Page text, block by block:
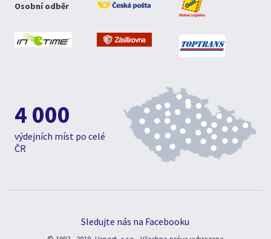
Osobní odběr
4 000
výdejních míst po celé
ČR
Sledujte nás na Facebooku